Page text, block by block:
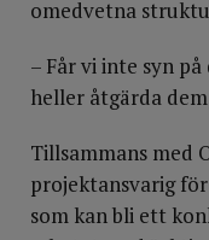
omedvetna
– Får vi inte syn
heller åtgärda
Tillsammans med
projektansvarig
som kan bli ett